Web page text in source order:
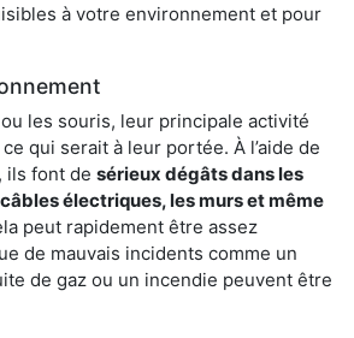
à votre environnement et pour
les souris, leur principale activité
qui serait à leur portée. À l’aide de
ils font de sérieux dégâts dans les
câbles électriques, les murs et même
peut rapidement être assez
de mauvais incidents comme un
de gaz ou un incendie peuvent être